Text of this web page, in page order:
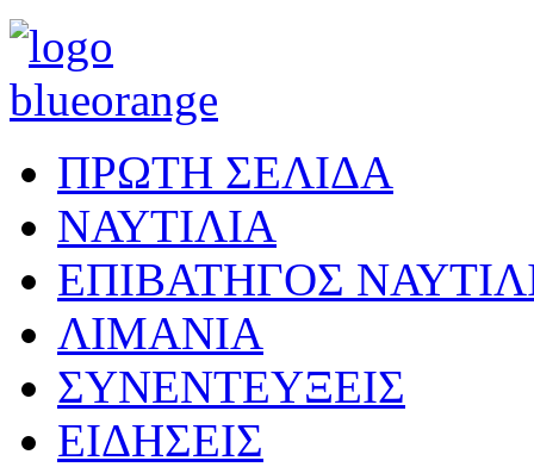
ΠΡΩΤΗ ΣΕΛΙΔΑ
ΝΑΥΤΙΛΙΑ
ΕΠΙΒΑΤΗΓΟΣ
ΛΙΜΑΝΙΑ
ΣΥΝΕΝΤΕΥΞΕΙΣ
ΕΙΔΗΣΕΙΣ